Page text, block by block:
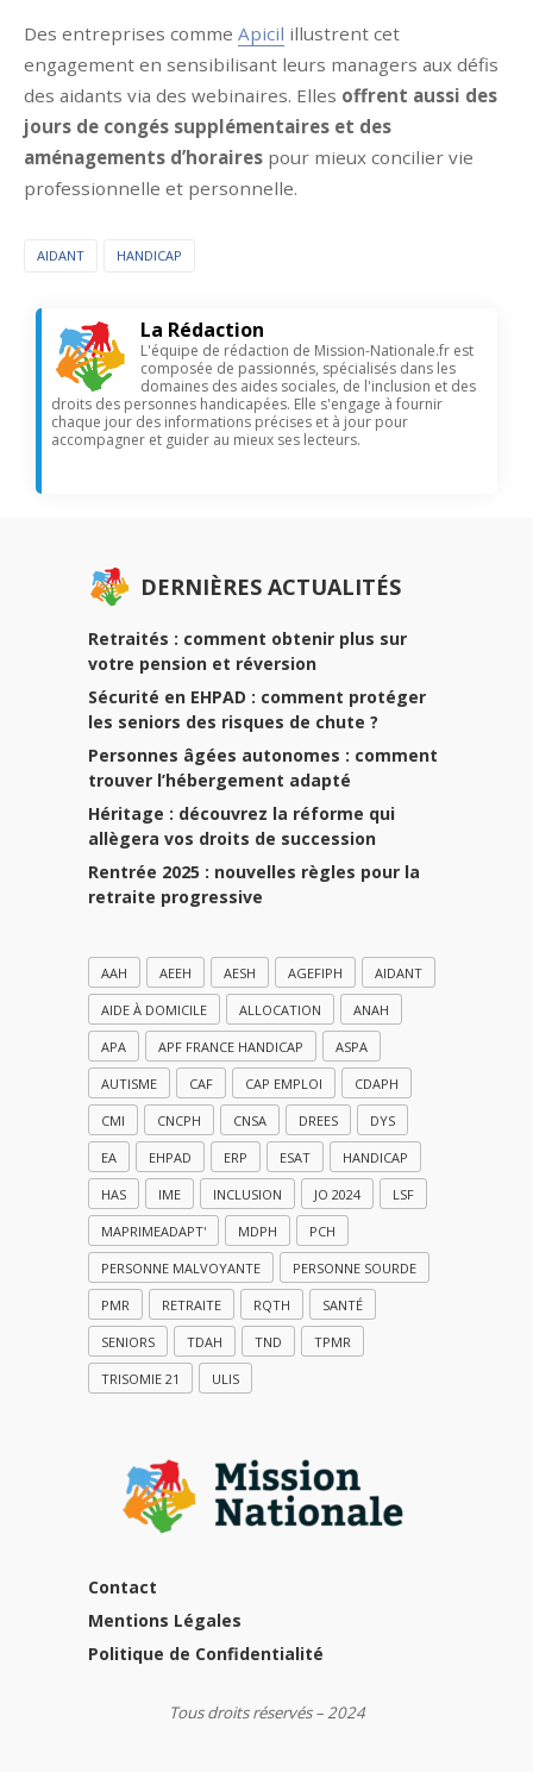
Des entreprises comme Apicil illustrent cet
engagement en sensibilisant leurs managers aux défis
des aidants via des webinaires. Elles offrent aussi des
jours de congés supplémentaires et des
aménagements d’horaires pour mieux concilier vie
professionnelle et personnelle.
AIDANT HANDICAP
La Rédaction
L'équipe de rédaction de Mission-Nationale.fr est
composée de passionnés, spécialisés dans les
domaines des aides sociales, de l'inclusion et des
droits des personnes handicapées. Elle s'engage à fournir
chaque jour des informations précises et à jour pour
accompagner et guider au mieux ses lecteurs.
DERNIÈRES ACTUALITÉS
Retraités : comment obtenir plus sur
votre pension et réversion
Sécurité en EHPAD : comment protéger
les seniors des risques de chute ?
Personnes âgées autonomes : comment
trouver l’hébergement adapté
Héritage : découvrez la réforme qui
allègera vos droits de succession
Rentrée 2025 : nouvelles règles pour la
retraite progressive
AAH AEEH AESH AGEFIPH AIDANT
AIDE À DOMICILE ALLOCATION ANAH
APA APF FRANCE HANDICAP ASPA
AUTISME CAF CAP EMPLOI CDAPH
CMI CNCPH CNSA DREES DYS
EA EHPAD ERP ESAT HANDICAP
HAS IME INCLUSION JO 2024 LSF
MAPRIMEADAPT' MDPH PCH
PERSONNE MALVOYANTE PERSONNE SOURDE
PMR RETRAITE RQTH SANTÉ
SENIORS TDAH TND TPMR
TRISOMIE 21 ULIS
Contact
Mentions Légales
Politique de Confidentialité
Tous droits réservés – 2024